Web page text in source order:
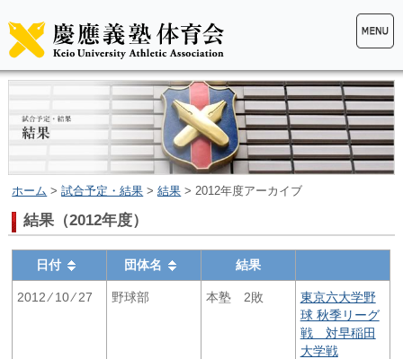
ホーム >試合予定・結果 >結果 > 2012年度アーカイブ
結果（2012年度）
日付 団体名 結果
2012 ⁄ 10 ⁄ 27 野球部 本塾 2敗
東京六大学野
球 秋季リーグ
戦 対早稲田
大学戦